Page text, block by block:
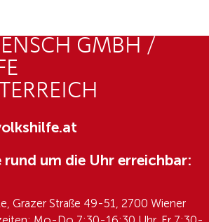
GMBH /
um die Uhr erreichbar:
Grazer Straße 49-51, 2700 Wiener